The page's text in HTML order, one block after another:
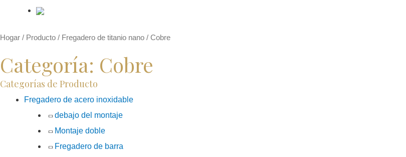
Hogar / Producto / Fregadero de titanio nano / Cobre
Categoría: Cobre
Categorías de Producto
Fregadero de acero inoxidable
debajo del montaje
Montaje doble
Fregadero de barra